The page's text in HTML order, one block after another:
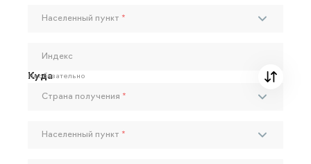
Населенный пункт *
Индекс
Необязательно
Куда
Страна получения *
Населенный пункт *